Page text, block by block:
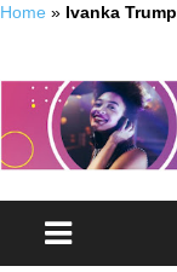
Home » Ivanka Trump